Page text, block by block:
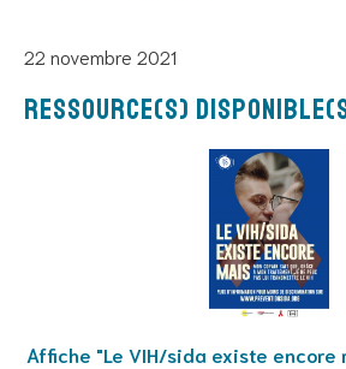
22 novembre 2021
Ressource(s)
Affiche "Le VIH/sida existe encore